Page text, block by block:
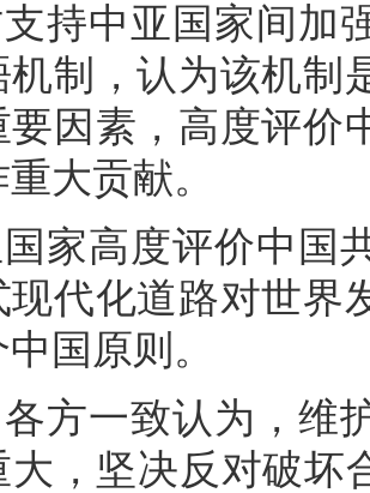
持中亚国家间加
机制，认为该机制
要因素，高度评价
大贡献。
家高度评价中国
现代化道路对世界
国原则。
各方一致认为，维
大，坚决反对破坏